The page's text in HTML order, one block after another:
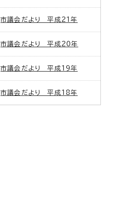
市議会だより 平成21年
市議会だより 平成20年
市議会だより 平成19年
市議会だより 平成18年